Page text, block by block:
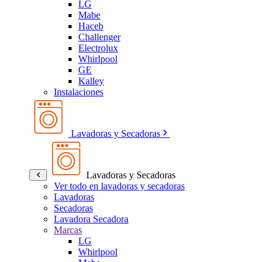
LG
Mabe
Haceb
Challenger
Electrolux
Whirlpool
GE
Kalley
Instalaciones
Lavadoras y Secadoras
Lavadoras y Secadoras
Ver todo en lavadoras y secadoras
Lavadoras
Secadoras
Lavadora Secadora
Marcas
LG
Whirlpool